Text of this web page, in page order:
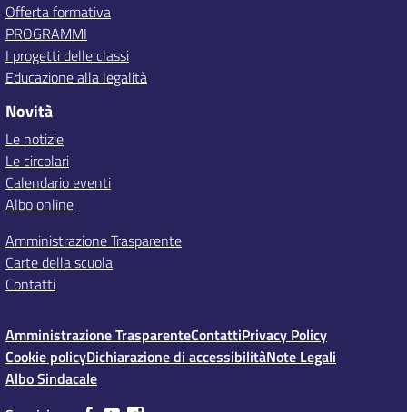
Offerta formativa
PROGRAMMI
I progetti delle classi
Educazione alla legalità
Novità
Le notizie
Le circolari
Calendario eventi
Albo online
Amministrazione Trasparente
Carte della scuola
Contatti
Amministrazione TrasparenteContattiPrivacy Policy
Cookie policyDichiarazione di accessibilitàNote Legali
Albo Sindacale